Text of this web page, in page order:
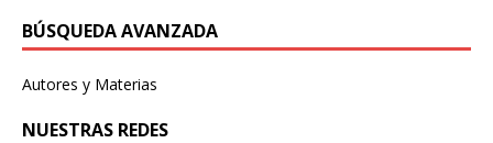
BÚSQUEDA AVANZADA
Autores y Materias
NUESTRAS REDES